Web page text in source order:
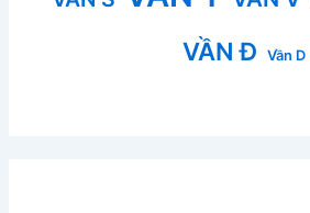
VẦN Đ Vần D